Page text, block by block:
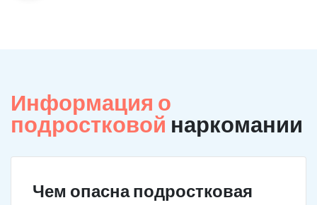
Информация о
подростковой наркомании
Чем опасна подростковая